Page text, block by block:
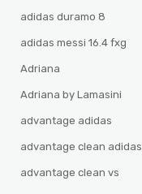
adidas duramo 8
adidas messi 16.4 fxg
Adriana
Adriana by Lamasini
advantage adidas
advantage clean adidas
advantage clean vs